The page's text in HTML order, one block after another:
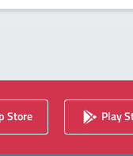
Store Play